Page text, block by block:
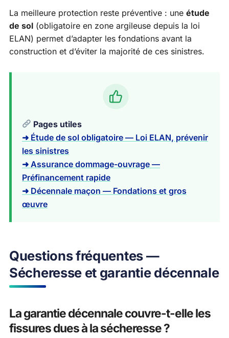
La meilleure protection reste préventive : une étude
de sol (obligatoire en zone argileuse depuis la loi
ELAN) permet d’adapter les fondations avant la
construction et d’éviter la majorité de ces sinistres.
Pages utiles
➜ Étude de sol obligatoire — Loi ELAN, prévenir
les sinistres
➜ Assurance dommage-ouvrage —
Préfinancement rapide
➜ Décennale maçon — Fondations et gros
œuvre
Questions fréquentes —
Sécheresse et garantie décennale
La garantie décennale couvre-t-elle les
fissures dues à la sécheresse ?